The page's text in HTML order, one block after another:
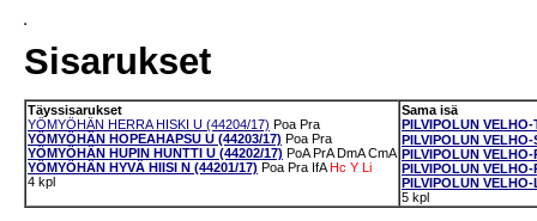
Sisarukset
Täyssisarukset
YÖMYÖHÄN HERRA HISKI U (44204/17) Poa Pra
YÖMYÖHÄN HOPEAHAPSU U (44203/17) Poa Pra
YÖMYÖHÄN HUPIN HUNTTI U (44202/17) PoA PrA DmA CmA
YÖMYÖHÄN HYVÄ HIISI N (44201/17) Poa Pra IfA Hc Y Li
4 kpl
Sama isä
PILVIPOLUN
PILVIPOLUN
PILVIPOLUN
PILVIPOLUN
PILVIPOLUN
5 kpl